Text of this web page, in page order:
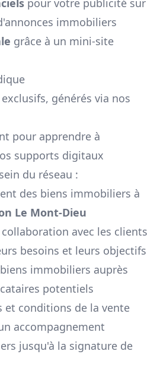
pour votre publicité sur
immobiliers
grâce à un mini-site
générés via nos
pour apprendre à
supports digitaux
du réseau :
des biens immobiliers à
Le Mont-Dieu
avec les clients
besoins et leurs objectifs
immobiliers auprès
potentiels
et conditions de la vente
accompagnement
jusqu'à la signature de